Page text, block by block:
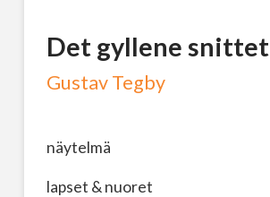
Det gyllene snittet
Gustav Tegby
näytelmä
lapset & nuoret